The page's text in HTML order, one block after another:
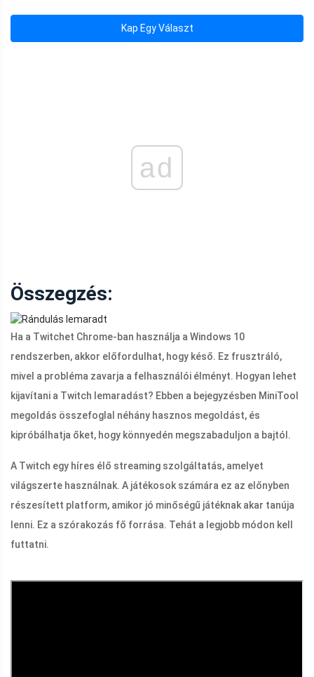
Kap Egy Választ
ad
Összegzés:
Ha a Twitchet Chrome-ban használja a Windows 10
rendszerben, akkor előfordulhat, hogy késő. Ez frusztráló,
mivel a probléma zavarja a felhasználói élményt. Hogyan lehet
kijavítani a Twitch lemaradást? Ebben a bejegyzésben MiniTool
megoldás összefoglal néhány hasznos megoldást, és
kipróbálhatja őket, hogy könnyedén megszabaduljon a bajtól.
A Twitch egy híres élő streaming szolgáltatás, amelyet
világszerte használnak. A játékosok számára ez az előnyben
részesített platform, amikor jó minőségű játéknak akar tanúja
lenni. Ez a szórakozás fő forrása. Tehát a legjobb módon kell
futtatni.